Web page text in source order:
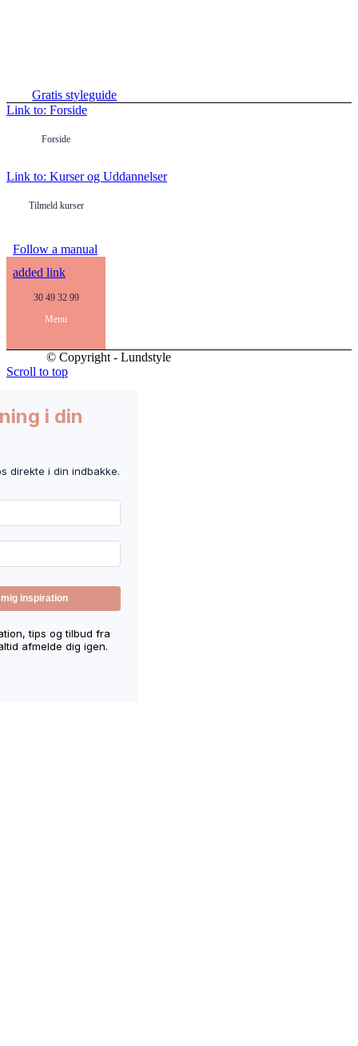
Gratis styleguide
Link to: Forside
Forside
Link to: Kurser og Uddannelser
Tilmeld kurser
Follow a manual
added link
30 49 32 99
Menu
© Copyright - Lundstyle
Scroll to top
i din
direkte i din indbakke.
tips og tilbud fra
afmelde dig igen.